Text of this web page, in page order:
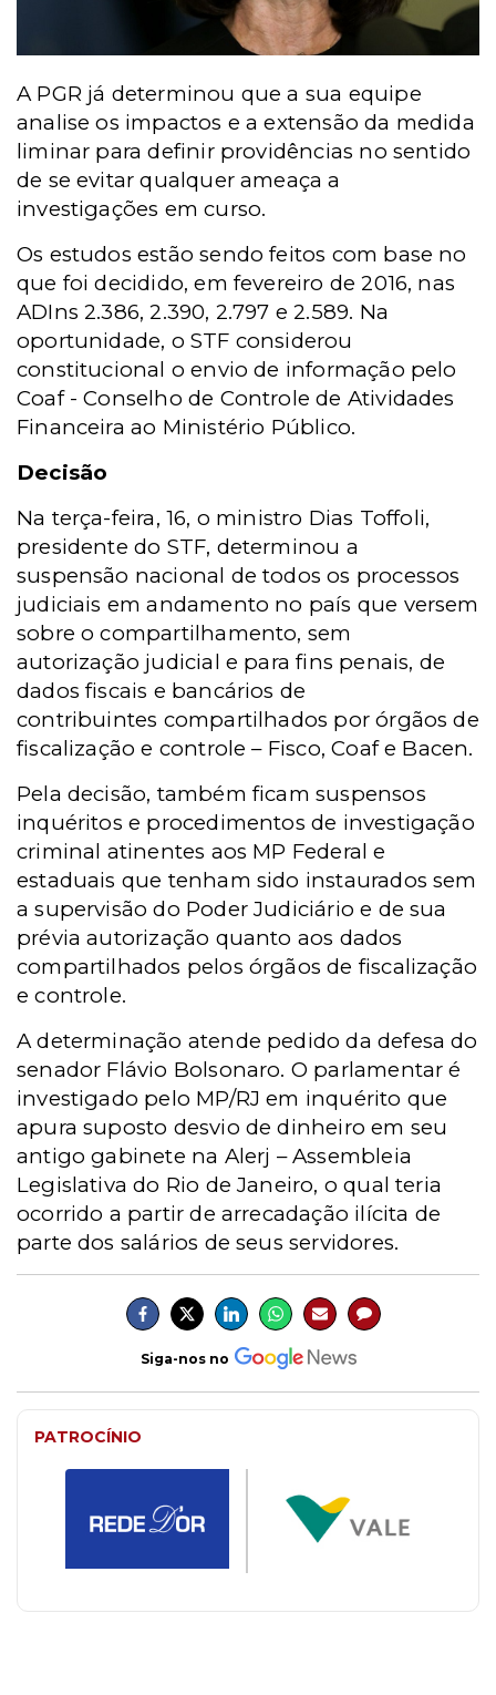
A PGR já determinou que a sua equipe
analise os impactos e a extensão da medida
liminar para definir providências no sentido
de se evitar qualquer ameaça a
investigações em curso.
Os estudos estão sendo feitos com base no
que foi decidido, em fevereiro de 2016, nas
ADIns 2.386, 2.390, 2.797 e 2.589. Na
oportunidade, o STF considerou
constitucional o envio de informação pelo
Coaf - Conselho de Controle de Atividades
Financeira ao Ministério Público.
Decisão
Na terça-feira, 16, o ministro Dias Toffoli,
presidente do STF, determinou a
suspensão nacional de todos os processos
judiciais em andamento no país que versem
sobre o compartilhamento, sem
autorização judicial e para fins penais, de
dados fiscais e bancários de
contribuintes compartilhados por órgãos de
fiscalização e controle – Fisco, Coaf e Bacen.
Pela decisão, também ficam suspensos
inquéritos e procedimentos de investigação
criminal atinentes aos MP Federal e
estaduais que tenham sido instaurados sem
a supervisão do Poder Judiciário e de sua
prévia autorização quanto aos dados
compartilhados pelos órgãos de fiscalização
e controle.
A determinação atende pedido da defesa do
senador Flávio Bolsonaro. O parlamentar é
investigado pelo MP/RJ em inquérito que
apura suposto desvio de dinheiro em seu
antigo gabinete na Alerj – Assembleia
Legislativa do Rio de Janeiro, o qual teria
ocorrido a partir de arrecadação ilícita de
parte dos salários de seus servidores.
Siga-nos no
PATROCÍNIO